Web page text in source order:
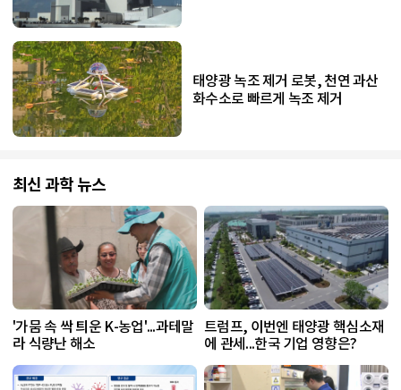
태양광 녹조 제거 로봇, 천연 과산
화수소로 빠르게 녹조 제거
최신 과학 뉴스
'가뭄 속 싹 틔운 K-농업'...과테말
라 식량난 해소
트럼프, 이번엔 태양광 핵심소재
에 관세...한국 기업 영향은?